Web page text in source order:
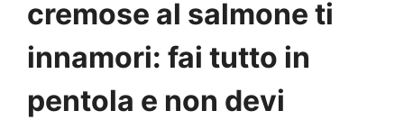
cremose al salmone ti
innamori: fai tutto in
pentola e non devi